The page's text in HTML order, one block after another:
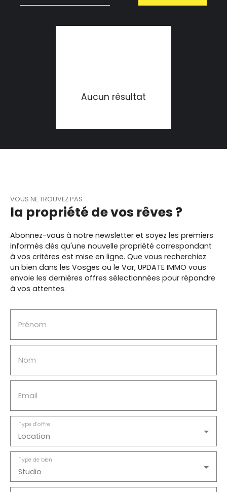
Aucun résultat
VOUS NE TROUVEZ PAS
la propriété de vos rêves ?
Abonnez-vous à notre newsletter et soyez les premiers
informés dès qu'une nouvelle propriété correspondant
à vos critères est mise en ligne. Que vous recherchiez
un bien dans les Vosges ou le Var, UPDATE IMMO vous
envoie les dernières offres sélectionnées pour répondre
à vos attentes.
Prénom
Nom
Email
Location
Type d'offre
Studio
Type de bien